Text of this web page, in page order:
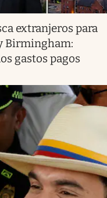
extranjeros para
Birmingham:
gastos pagos